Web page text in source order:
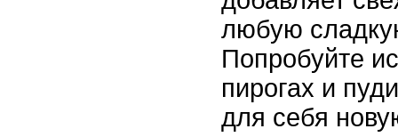
любую
Попробуйте
пирогах и
для себя